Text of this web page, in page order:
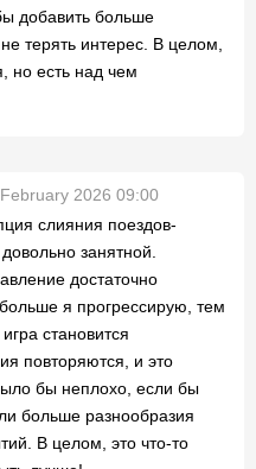
добавить больше
терять интерес. В целом,
но есть над чем
2026 09:00
слияния поездов-
занятной.
достаточно
я прогрессирую, тем
становится
повторяются, и это
бы неплохо, если бы
больше разнообразия
В целом, это что-то